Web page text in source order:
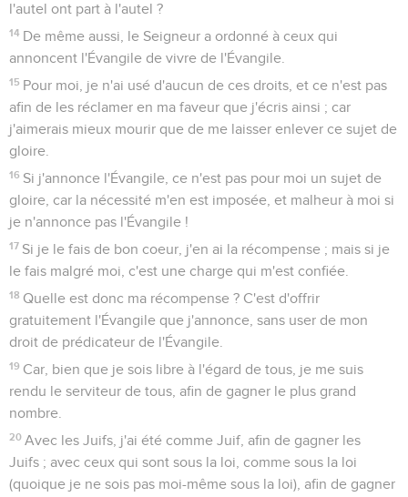
l'autel ont part à l'autel ?
14 De même aussi, le Seigneur a ordonné à ceux qui
annoncent l'Évangile de vivre de l'Évangile.
15 Pour moi, je n'ai usé d'aucun de ces droits, et ce n'est pas
afin de les réclamer en ma faveur que j'écris ainsi ; car
j'aimerais mieux mourir que de me laisser enlever ce sujet de
gloire.
16 Si j'annonce l'Évangile, ce n'est pas pour moi un sujet de
gloire, car la nécessité m'en est imposée, et malheur à moi si
je n'annonce pas l'Évangile !
17 Si je le fais de bon coeur, j'en ai la récompense ; mais si je
le fais malgré moi, c'est une charge qui m'est confiée.
18 Quelle est donc ma récompense ? C'est d'offrir
gratuitement l'Évangile que j'annonce, sans user de mon
droit de prédicateur de l'Évangile.
19 Car, bien que je sois libre à l'égard de tous, je me suis
rendu le serviteur de tous, afin de gagner le plus grand
nombre.
20 Avec les Juifs, j'ai été comme Juif, afin de gagner les
Juifs ; avec ceux qui sont sous la loi, comme sous la loi
(quoique je ne sois pas moi-même sous la loi), afin de gagner